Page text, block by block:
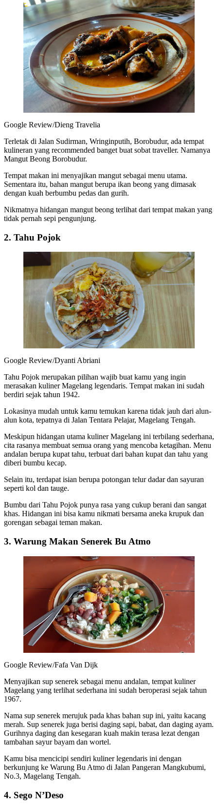
Google Review/Dieng Travelia
Terletak di Jalan Sudirman, Wringinputih, Borobudur, ada tempat
kulineran yang recommended banget buat sobat traveller. Namanya
Mangut Beong Borobudur.
Tempat makan ini menyajikan mangut sebagai menu utama.
Sementara itu, bahan mangut berupa ikan beong yang dimasak
dengan kuah berbumbu pedas dan gurih.
Nikmatnya hidangan mangut beong terlihat dari tempat makan yang
tidak pernah sepi pengunjung.
2. Tahu Pojok
Google Review/Dyanti Abriani
Tahu Pojok merupakan pilihan wajib buat kamu yang ingin
merasakan kuliner Magelang legendaris. Tempat makan ini sudah
berdiri sejak tahun 1942.
Lokasinya mudah untuk kamu temukan karena tidak jauh dari alun-
alun kota, tepatnya di Jalan Tentara Pelajar, Magelang Tengah.
Meskipun hidangan utama kuliner Magelang ini terbilang sederhana,
cita rasanya membuat semua orang yang mencoba ketagihan. Menu
andalan berupa kupat tahu, terbuat dari bahan kupat dan tahu yang
diberi bumbu kecap.
Selain itu, terdapat isian berupa potongan telur dadar dan sayuran
seperti kol dan tauge.
Bumbu dari Tahu Pojok punya rasa yang cukup berani dan sangat
khas. Hidangan ini bisa kamu nikmati bersama aneka krupuk dan
gorengan sebagai teman makan.
3. Warung Makan Senerek Bu Atmo
Google Review/Fafa Van Dijk
Menyajikan sup senerek sebagai menu andalan, tempat kuliner
Magelang yang terlihat sederhana ini sudah beroperasi sejak tahun
1967.
Nama sup senerek merujuk pada khas bahan sup ini, yaitu kacang
merah. Sup senerek juga berisi daging sapi, babat, dan daging ayam.
Gurihnya daging dan kesegaran kuah makin terasa lezat dengan
tambahan sayur bayam dan wortel.
Kamu bisa mencicipi sendiri kuliner legendaris ini dengan
berkunjung ke Warung Bu Atmo di Jalan Pangeran Mangkubumi,
No.3, Magelang Tengah.
4. Sego N’Deso